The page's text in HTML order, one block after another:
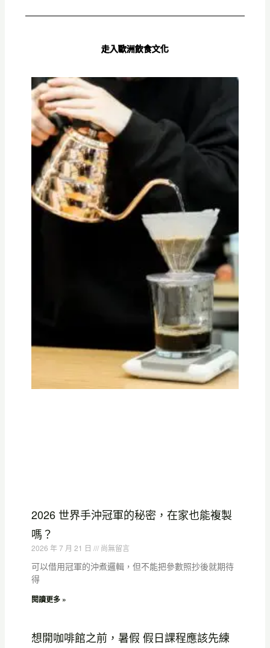
走入歐洲飲食文化
2026 世界手沖冠軍的秘密，在家也能複製
嗎？
2026 年 7 月 21 日 尚無留言
可以借用冠軍的沖煮邏輯，但不能把參數照抄後就期待
得
閱讀更多 »
想開咖啡館之前，暑假 假日課程應該先練